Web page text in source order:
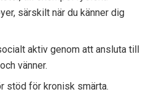
särskilt när du känner dig
aktiv genom att ansluta till
vänner.
stöd för kronisk smärta.